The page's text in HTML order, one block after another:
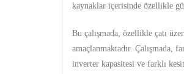
kaynaklar içerisinde özellikle
Bu çalışmada, özellikle çatı
amaçlanmaktadır. Çalışmada,
inverter kapasitesi ve farklı